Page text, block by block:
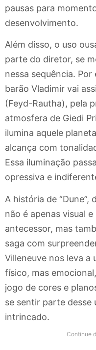
pausas para
desenvolvimento.
Além disso, o uso
parte do diretor, se
nessa sequência.
barão Vladimir vai
(Feyd-Rautha), pela
atmosfera de Giedi
ilumina aquele
alcança com
Essa iluminação
opressiva e
A história de “Dune”,
não é apenas visual
antecessor, mas
saga com
Villeneuve nos leva a
físico, mas
jogo de cores e
se sentir parte desse
intrincado.
Continue